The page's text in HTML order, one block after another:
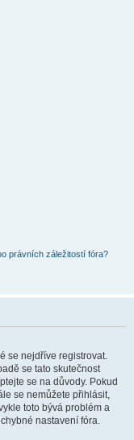
právních záležitostí fóra?
se nejdříve registrovat.
se tato skutečnost
se na důvody. Pokud
se nemůžete přihlásit,
toto bývá problém a
nastavení fóra.